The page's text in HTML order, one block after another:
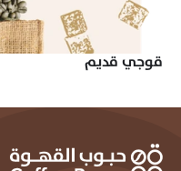
قوجي قديم